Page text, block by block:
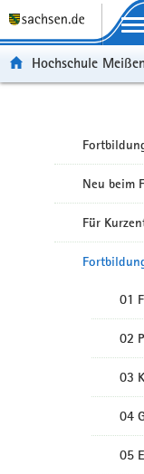
Portalübergreifende
Hochschule
Neu beim
Für
01
02
03
04
05